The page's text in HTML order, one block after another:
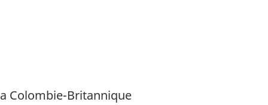
Colombie-Britannique